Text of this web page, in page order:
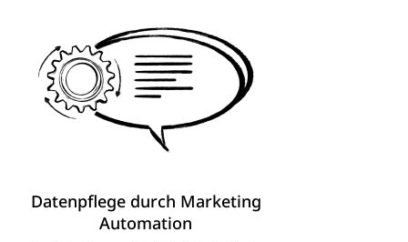
Datenpflege durch Marketing
Automation